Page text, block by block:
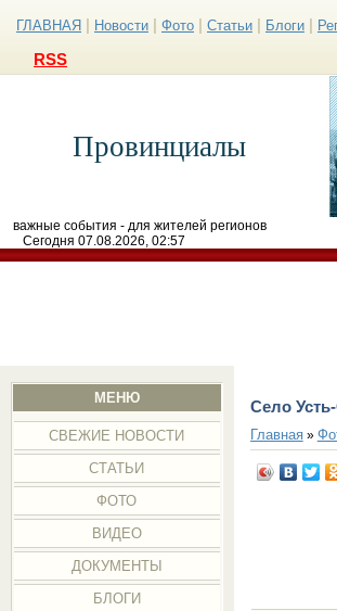
ГЛАВНАЯ Новости Фото Статьи Блоги
RSS
Провинциалы
важные события - для жителей регионов
Сегодня 07.08.2026, 02:57
МЕНЮ
СВЕЖИЕ НОВОСТИ
СТАТЬИ
ФОТО
ВИДЕО
ДОКУМЕНТЫ
БЛОГИ
Село
Главная»